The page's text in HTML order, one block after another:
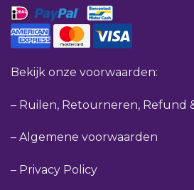
Bekijk onze voorwaarden:
– Ruilen, Retourneren, Refund
– Algemene voorwaarden
– Privacy Policy